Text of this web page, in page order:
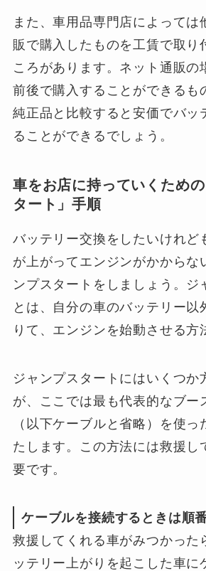
また、車用品専門店によっては
販で購入したものを工賃で取り
ころがあります。ネット通販の
前後で購入することができるも
純正品と比較すると安価でバッ
ることができるでしょう。
車をお店に持っていくため
タート」手順
バッテリー交換をしたいけれど
が上がってエンジンがかからな
ンプスタートをしましょう。ジ
とは、自分の車のバッテリー以
りて、エンジンを始動させる方
ジャンプスタートにはいくつか
が、ここでは最も代表的なブー
（以下ケーブルと省略）を使っ
たします。この方法には救援し
要です。
ケーブルを接続するときは順
救援してくれる車がみつかった
ッテリー上がりを起こした車に